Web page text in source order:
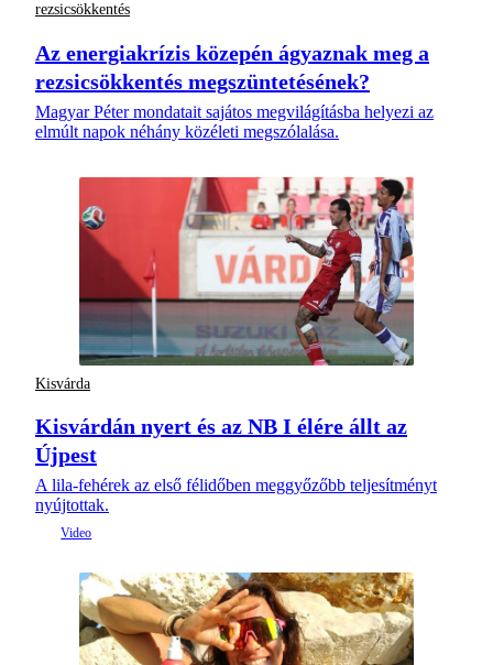
rezsicsökkentés
Az energiakrízis közepén ágyaznak meg a
rezsicsökkentés megszüntetésének?
Magyar Péter mondatait sajátos megvilágításba helyezi az
elmúlt napok néhány közéleti megszólalása.
Kisvárda
Kisvárdán nyert és az NB I élére állt az
Újpest
A lila-fehérek az első félidőben meggyőzőbb teljesítményt
nyújtottak.